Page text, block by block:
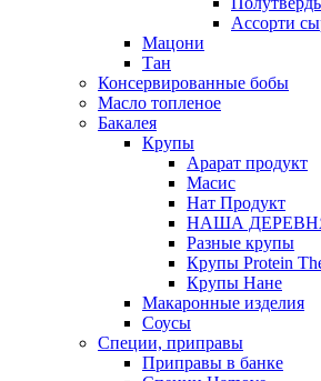
Ассорти
Мацони
Тан
Консервированные бобы
Масло топленое
Бакалея
Крупы
Арарат продукт
Масис
Нат Продукт
НАША
Разные крупы
Крупы Protein
Крупы Нане
Макаронные изделия
Соусы
Специи, приправы
Приправы в банке